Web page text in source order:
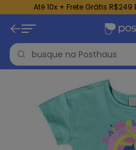
Até 10x + Frete Grátis